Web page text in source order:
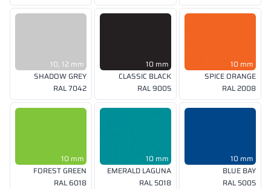
10, 12 mm
SHADOW GREY
RAL 7042
10 mm
CLASSIC BLACK
RAL 9005
10 mm
SPICE ORANGE
RAL 2008
10 mm
FOREST GREEN
RAL 6018
10 mm
EMERALD LAGUNA
RAL 5018
10 mm
BLUE BAY
RAL 5005